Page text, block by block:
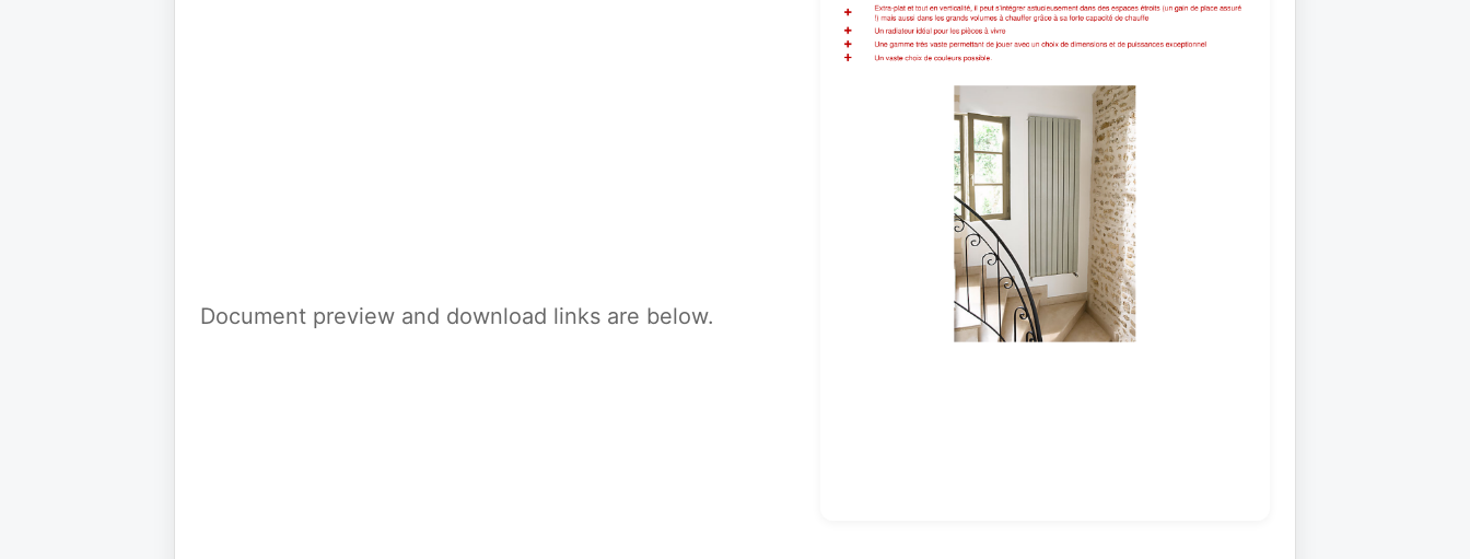
Document preview and download links are below.